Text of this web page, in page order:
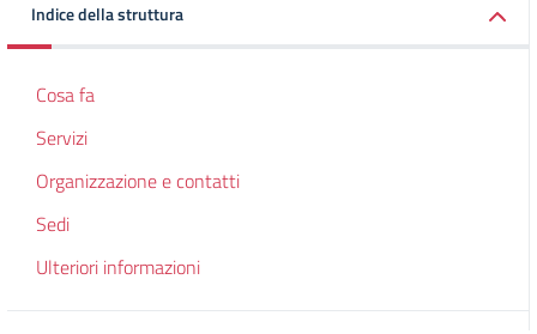
Indice della struttura
Cosa fa
Servizi
Organizzazione e contatti
Sedi
Ulteriori informazioni